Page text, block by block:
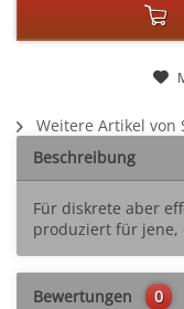
Weitere Artikel von
Beschreibung
Für diskrete aber
produziert für jene,
Bewertungen 0